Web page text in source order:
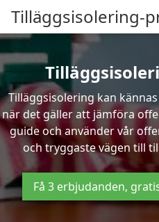
Tilläggsisolering-
Tilläggsisolering kan
när det gäller att jämföra
guide och använder vår
och tryggaste vägen till
Få 3 erbjudanden,